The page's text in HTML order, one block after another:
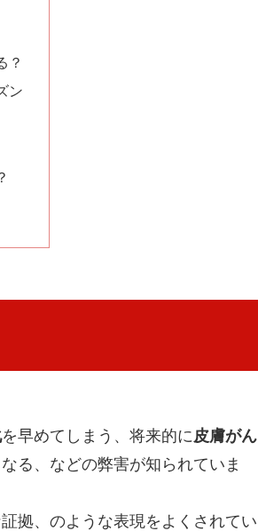
？
ン
を早めてしまう、将来的に 皮膚がん
る、などの弊害が知られていま
拠、のような表現をよくされてい